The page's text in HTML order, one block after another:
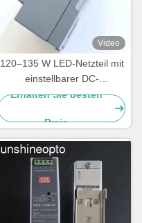
Video
120–135 W LED-Netzteil mit
einstellbarer DC-
Ausgangsspannung und
Erhalten Sie besten
Preis